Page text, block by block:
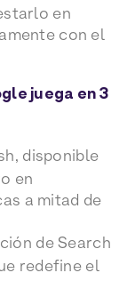
en
con el
juega en 3
disponible
en
a mitad de
de Search
redefine el